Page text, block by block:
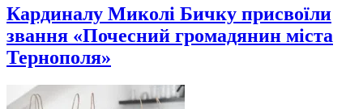
Кардиналу Миколі Бичку присвоїли
звання «Почесний громадянин міста
Тернополя»